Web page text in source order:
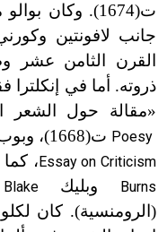
ت(1674)
. وكان
جانب لافونتين
القرن الثامن عشر
ذروته. أما في إنكلترا
«مقالة حول الشعر
Poesy ت(1668) ،
Essay on Criticism ،
Burns وبليكBlake
(الرومنسية). كان